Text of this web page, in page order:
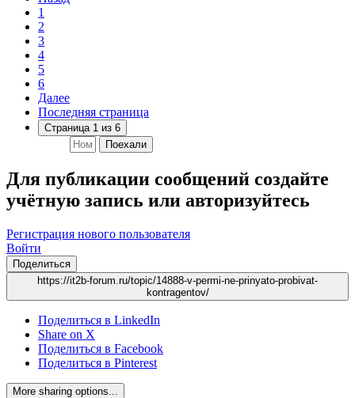
1
2
3
4
5
6
Далее
Последняя страница
Страница 1 из 6
Поехали
Для публикации сообщений создайте
учётную запись или авторизуйтесь
Регистрация нового пользователя
Войти
Поделиться
https://it2b-forum.ru/topic/14888-v-permi-ne-prinyato-probivat-
kontragentov/
Поделиться в LinkedIn
Share on X
Поделиться в Facebook
Поделиться в Pinterest
More sharing options...